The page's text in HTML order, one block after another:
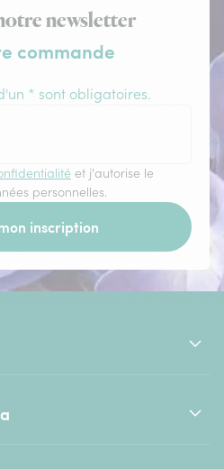
newsletter
commande
* sont obligatoires.
et j'autorise le
personnelles.
inscription